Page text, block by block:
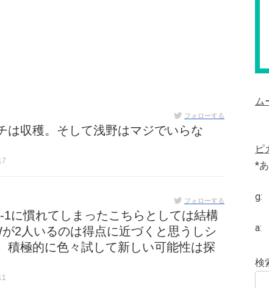
フォローする
は収穫。そして浅野はマジでいらな
フォローする
に慣れてしまったこちらとしては結構
2人いるのは得点に近づくと思うしシ
積極的に色々試して新しい可能性は探
ム
ピ
*
g:
a:
検